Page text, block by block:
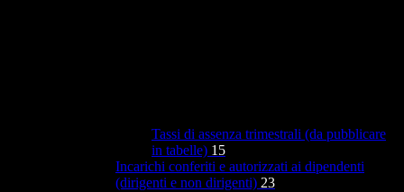
Tassi di assenza trimestrali (da pubblicare
in tabelle) 15
Incarichi conferiti e autorizzati ai dipendenti
(dirigenti e non dirigenti) 23